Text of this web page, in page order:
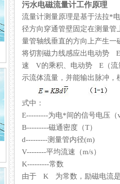
污水电磁流量计工作原理
流量计测量原理是基于法拉*电
径方向穿通管壁固定在测量管上
量管轴线垂直的方向上产生一
将切割磁力线感应出电动
速 V的乘积、电动势 E（
示流体流量，并能输出脉冲
式中：
E---------为电*间的信号电压（
B---------磁通密度（T）
d---------测量管内径(m)
V--------平均流速（m/s）
K---------常数
由于 K 为常数，励磁电流